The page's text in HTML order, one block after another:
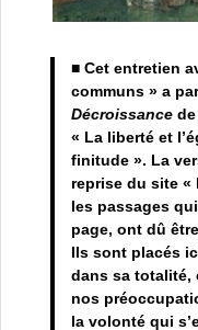
■ Cet entretien
communs » a
Décroissancede
« La liberté et
finitude ». La
reprise du site «
les passages
page, ont dû
Ils sont placés
dans sa totalité,
nos
la volonté qui